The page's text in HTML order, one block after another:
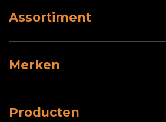
Assortiment
Merken
Producten